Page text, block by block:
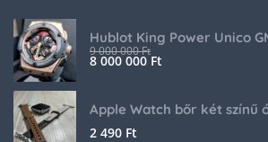
9 000 000Ft
8 000 000Ft
Apple Watch bőr két színű
2 490 Ft